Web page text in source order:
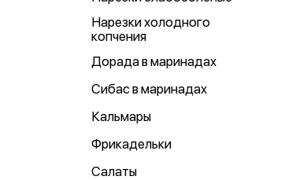
Нарезки холодного
копчения
Дорада в маринадах
Сибас в маринадах
Кальмары
Фрикадельки
Салаты